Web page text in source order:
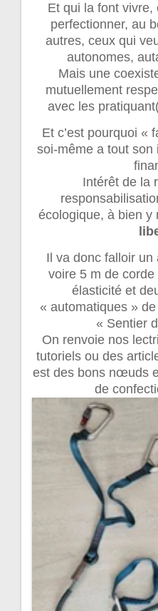
Et qui la font vivre,
perfectionner, au
autres, ceux qui
autonomes,
Mais une
mutuellement
avec les
Et c’est pourquoi «
soi-même a tout son
Intérêt de la
écologique, à bien y
Il va donc falloir un
voire 5 m de
élasticité et
« automatiques »
« Sentier
On renvoie nos
tutoriels ou des
est des bons nœuds
de